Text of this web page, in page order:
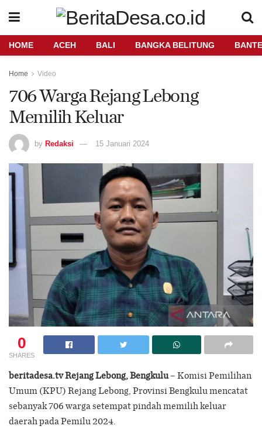
HOME ACEH BALI BANGKA BELITUNG
Home Video
706 Warga Rejang Lebong
Memilih Keluar
by Redaksi 15 Januari 2024
0
SHARES
beritadesa.tv Rejang Lebong, Bengkulu– Komisi Pemilihan
Umum (KPU) Rejang Lebong, Provinsi Bengkulu mencatat
sebanyak 706 warga setempat pindah memilih keluar
daerah pada Pemilu 2024.